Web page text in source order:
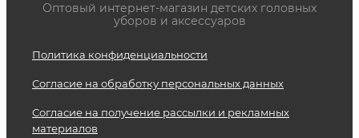
Оптовый интернет-магазин детских головных
уборов и аксессуаров
Политика конфиденциальности
Согласие на обработку персональных данных
Согласие на получение рассылки и рекламных
материалов